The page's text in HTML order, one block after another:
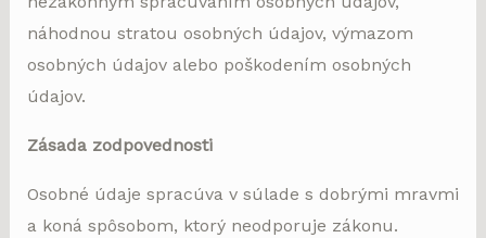
náhodnou stratou osobných údajov, výmazom
osobných údajov alebo poškodením osobných
údajov.
Zásada zodpovednosti
Osobné údaje spracúva v súlade s dobrými mravmi
a koná spôsobom, ktorý neodporuje zákonu.